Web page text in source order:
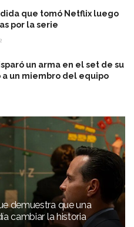
que tomó Netflix luego
por la serie
un arma en el set de su
un miembro del equipo
demuestra que una
cambiar la historia